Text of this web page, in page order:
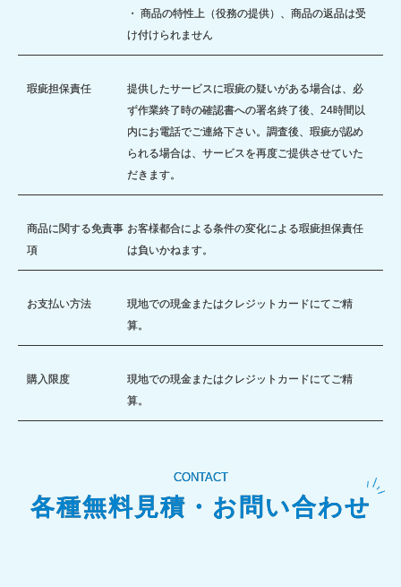
・ 商品の特性上（役務の提供）、商品の返品は受
け付けられません
瑕疵担保責任
提供したサービスに瑕疵の疑いがある場合は、必
ず作業終了時の確認書への署名終了後、24時間以
内にお電話でご連絡下さい。調査後、瑕疵が認め
られる場合は、サービスを再度ご提供させていた
だきます。
商品に関する免責事
項
お客様都合による条件の変化による瑕疵担保責任
は負いかねます。
お支払い方法
現地での現金またはクレジットカードにてご精
算。
購入限度
現地での現金またはクレジットカードにてご精
算。
CONTACT
各種無料見積・お問い合わせ